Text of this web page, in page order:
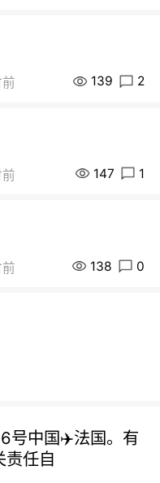
139 2
147 1
138 0
号中国✈️法国。有
责任自